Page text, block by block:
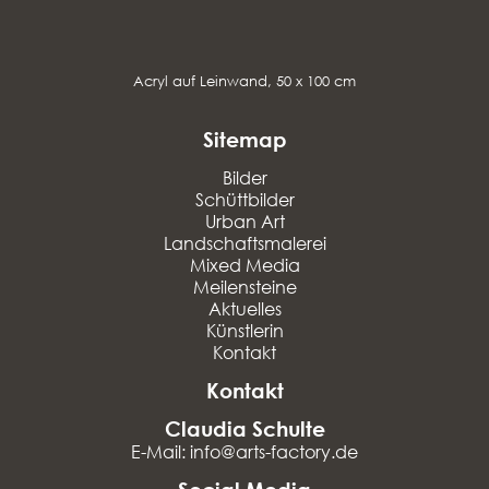
Acryl auf Leinwand, 50 x 100 cm
Sitemap
Bilder
Schüttbilder
Urban Art
Landschaftsmalerei
Mixed Media
Meilensteine
Aktuelles
Künstlerin
Kontakt
Kontakt
Claudia Schulte
E-Mail: info@arts-factory.de